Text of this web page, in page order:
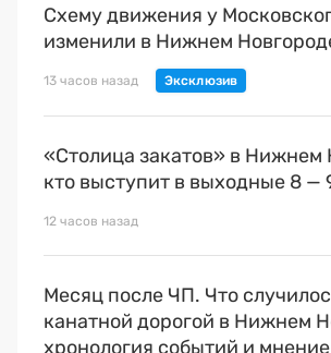
Схему движения у
изменили в Нижнем
13 часов назад
«Столица закатов» в Нижнем
кто выступит в выходные 8 —
12 часов назад
Месяц после ЧП. Что
канатной дорогой в Нижнем
хронология событий и